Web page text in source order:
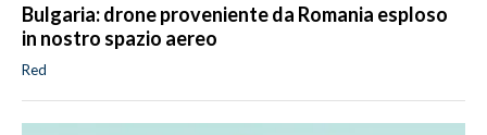
Bulgaria: drone proveniente da Romania esploso
in nostro spazio aereo
Red